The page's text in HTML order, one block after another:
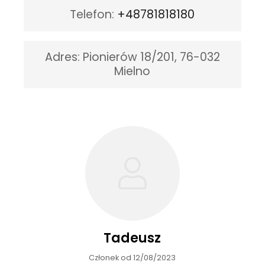
Telefon: +48781818180
Adres: Pionierów 18/201, 76-032
Mielno
Tadeusz
Członek od 12/08/2023